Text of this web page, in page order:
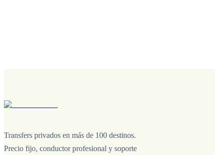
Transfers privados en más de 100 destinos.
Precio fijo, conductor profesional y soporte